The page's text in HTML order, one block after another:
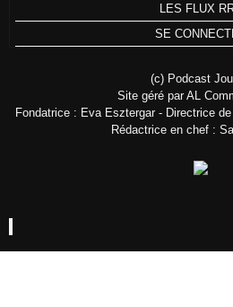
LES FLUX
SE
(c) Podcast
Site géré par AL
Fondatrice : Eva Esztergar - Directrice
Rédactrice en chef :